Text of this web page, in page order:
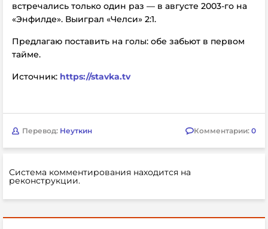
встречались только один раз –– в августе 2003-го на
«Энфилде». Выиграл «Челси» 2:1.
Предлагаю поставить на голы: обе забьют в первом
тайме.
Источник: https://stavka.tv
Перевод: Неуткин Комментарии: 0
Система комментирования находится на
реконструкции.